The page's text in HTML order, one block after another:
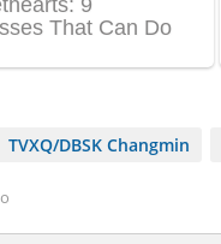
TVXQ/DBSK Changmin